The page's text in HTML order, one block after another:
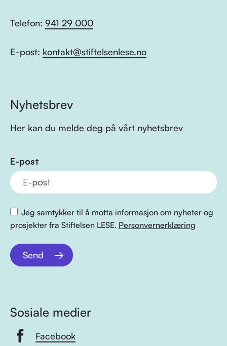
Telefon: 941 29 000
E-post: kontakt@stiftelsenlese.no
Nyhetsbrev
Her kan du melde deg på vårt nyhetsbrev
E-post
Jeg samtykker til å motta informasjon om nyheter og
prosjekter fra Stiftelsen LESE. Personvernerklæring
Send
Sosiale medier
Facebook